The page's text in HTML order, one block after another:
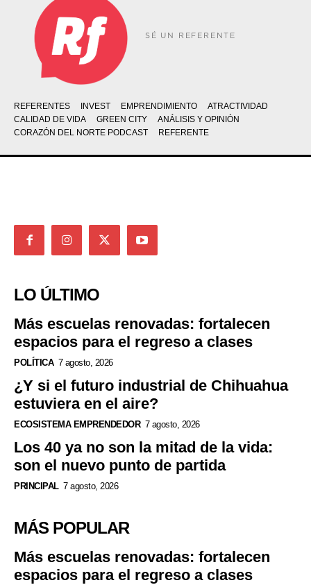
SÉ UN REFERENTE
REFERENTES INVEST EMPRENDIMIENTO
ATRACTIVIDAD
CALIDAD DE VIDA
GREEN CITY
ANÁLISIS Y OPINIÓN
CORAZÓN DEL NORTE PODCAST
REFERENTE
LO ÚLTIMO
Más escuelas renovadas: fortalecen
espacios para el regreso a clases
POLÍTICA 7 agosto, 2026
¿Y si el futuro industrial de Chihuahua
estuviera en el aire?
ECOSISTEMA EMPRENDEDOR 7 agosto, 2026
Los 40 ya no son la mitad de la vida:
son el nuevo punto de partida
PRINCIPAL 7 agosto, 2026
MÁS POPULAR
Más escuelas renovadas: fortalecen
espacios para el regreso a clases